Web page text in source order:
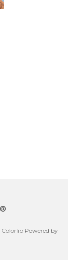
Colorlib Powered by